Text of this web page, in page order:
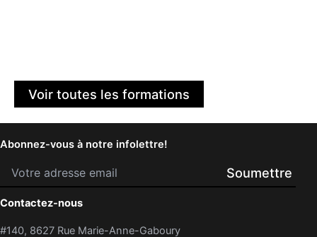
Voir toutes les formations
Abonnez-vous à notre infolettre!
Contactez-nous
#140, 8627 Rue Marie-Anne-Gaboury